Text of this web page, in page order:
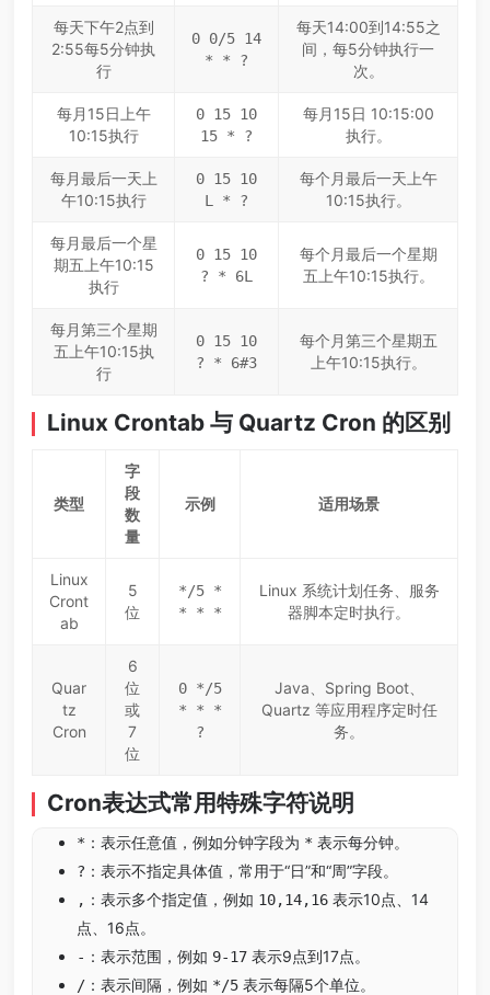
每天下午2点到
2:55每5分钟执
行
0 0/5 14
* * ?
每天14:00到14:55之
间，每5分钟执行一
次。
每月15日上午
10:15执行
0 15 10
15 * ?
每月15日 10:15:00
执行。
每月最后一天上
午10:15执行
0 15 10
L * ?
每个月最后一天上午
10:15执行。
每月最后一个星
期五上午10:15
执行
0 15 10
? * 6L
每个月最后一个星期
五上午10:15执行。
每月第三个星期
五上午10:15执
行
0 15 10
? * 6#3
每个月第三个星期五
上午10:15执行。
Linux Crontab 与 Quartz Cron 的区别
类型
字
段
数
量
示例 适用场景
Linux
Cront
ab
5
位
*/5 *
* * *
Linux 系统计划任务、服务
器脚本定时执行。
Quar
tz
Cron
6
位
或
7
位
0 */5
* * *
?
Java、Spring Boot、
Quartz 等应用程序定时任
务。
Cron表达式常用特殊字符说明
* ：表示任意值，例如分钟字段为 * 表示每分钟。
? ：表示不指定具体值，常用于“日”和“周”字段。
, ：表示多个指定值，例如 10,14,16 表示10点、14
点、16点。
- ：表示范围，例如 9-17 表示9点到17点。
/ ：表示间隔，例如 */5 表示每隔5个单位。